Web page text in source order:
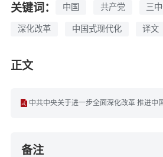
关键词： 中国 共产党 三
深化改革 中国式现代化 译文
正文
中共中央关于进一步全面深化改革 推进中国式现代化的决
备注